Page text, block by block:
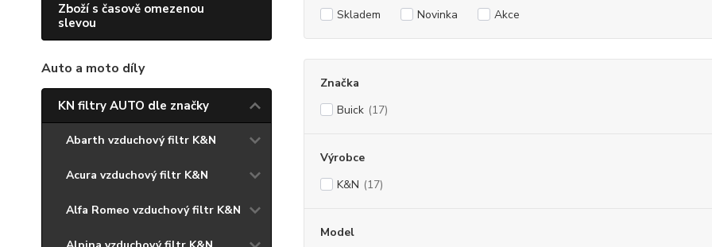
Zboží s časově omezenou
slevou
Auto a moto díly
KN filtry AUTO dle značky
Abarth vzduchový filtr K&N
Acura vzduchový filtr K&N
Alfa Romeo vzduchový filtr K&N
Skladem Novinka Akce
Značka
Buick (17)
Výrobce
K&N (17)
Model